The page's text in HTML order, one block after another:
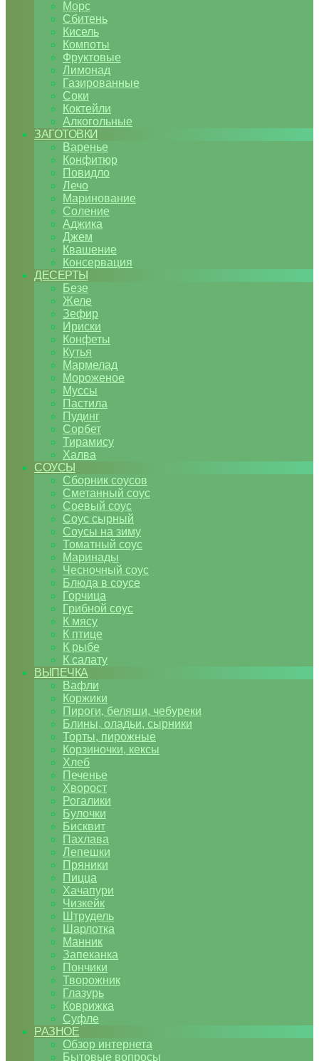
Морс
Сбитень
Кисель
Компоты
Фруктовые
Лимонад
Газированные
Соки
Коктейли
Алкогольные
ЗАГОТОВКИ
Варенье
Конфитюр
Повидло
Лечо
Маринование
Соление
Аджика
Джем
Квашение
Консервация
ДЕСЕРТЫ
Безе
Желе
Зефир
Ириски
Конфеты
Кутья
Мармелад
Мороженое
Муссы
Пастила
Пудинг
Сорбет
Тирамису
Халва
СОУСЫ
Сборник соусов
Сметанный соус
Соевый соус
Соус сырный
Соусы на зиму
Томатный соус
Маринады
Чесночный соус
Блюда в соусе
Горчица
Грибной соус
К мясу
К птице
К рыбе
К салату
ВЫПЕЧКА
Вафли
Коржики
Пироги, беляши, чебуреки
Блины, оладьи, сырники
Торты, пирожные
Корзиночки, кексы
Хлеб
Печенье
Хворост
Рогалики
Булочки
Бисквит
Пахлава
Лепешки
Пряники
Пицца
Хачапури
Чизкейк
Штрудель
Шарлотка
Манник
Запеканка
Пончики
Творожник
Глазурь
Коврижка
Суфле
РАЗНОЕ
Обзор интернета
Бытовые вопросы